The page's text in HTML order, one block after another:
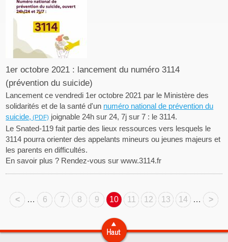
1er octobre 2021 : lancement du numéro 3114
(prévention du suicide)
Lancement ce vendredi 1er octobre 2021 par le Ministère des
solidarités et de la santé d'un numéro national de prévention du
suicide,
joignable 24h sur 24, 7j sur 7 : le 3114.
Le Snated-119 fait partie des lieux ressources vers lesquels le
3114 pourra orienter des appelants mineurs ou jeunes majeurs et
les parents en difficultés.
En savoir plus ? Rendez-vous sur www.3114.fr
< … 6 7 8 9 10 11 12 13 14 … >